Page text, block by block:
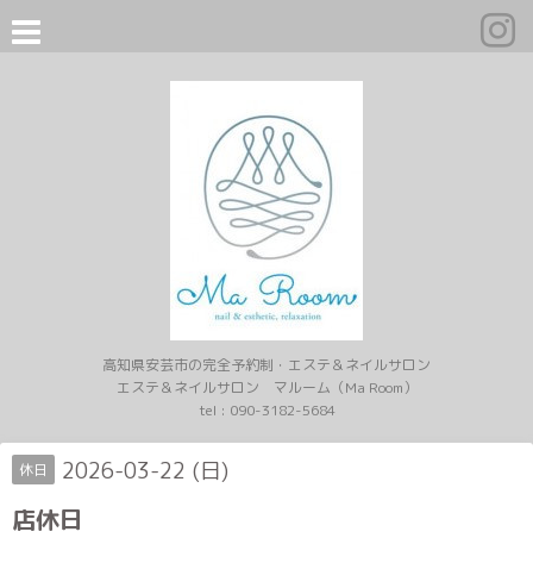
高知県安芸市の完全予約制・エステ＆ネイルサロン
エステ＆ネイルサロン マルーム（Ma Room）
tel : 090-3182-5684
休日 2026-03-22 (日)
店休日